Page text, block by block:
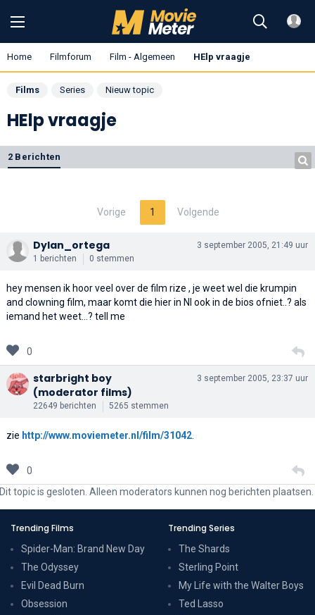
Home Filmforum Film - Algemeen HElp vraagje
Films Series Nieuw topic
HElp vraagje
2 Berichten
Vorige 1 Volgende
Dylan_ortega
1 berichten 0 stemmen
3 september 2005, 21:49 uur
hey mensen ik hoor veel over de film rize , je weet wel die krumpin
and clowning film, maar komt die hier in Nl ook in de bios ofniet..? als
iemand het weet...? tell me
0
starbright boy
(moderator films)
22649 berichten 5265 stemmen
3 september 2005, 23:37 uur
zie http://www.moviemeter.nl/film/31042
0
Dit topic is gesloten. Alleen moderators kunnen nog berichten plaatsen.
Trending Films
Spider-Man: Brand New Day
The Odyssey
Evil Dead Burn
Obsession
Trending Series
The Shards
Sterling Point
My Life with the Walter Boys
Ted Lasso